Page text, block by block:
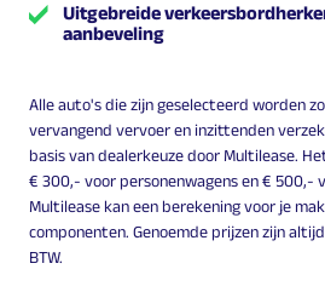
Uitgebreide
aanbeveling
Alle auto's die zijn geselecteerd worden
vervangend vervoer en inzittenden
basis van dealerkeuze door Multilease.
€ 300,- voor personenwagens en € 500,-
Multilease kan een berekening voor je
componenten. Genoemde prijzen zijn
BTW.